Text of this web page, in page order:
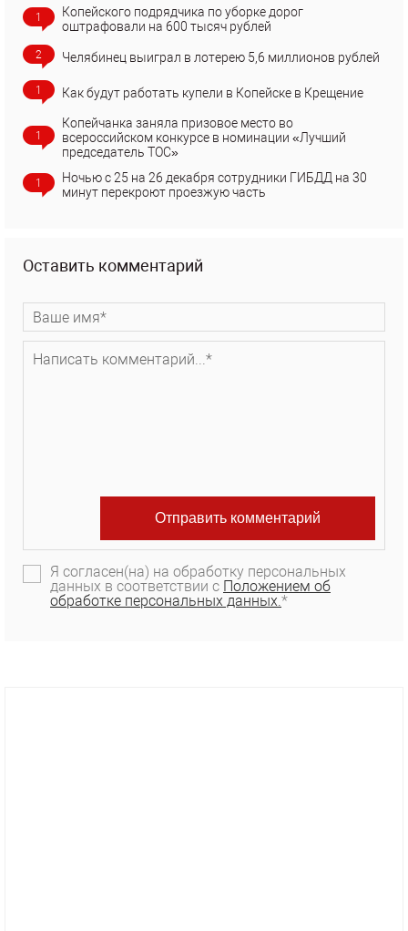
1
Копейского подрядчика по уборке дорог
оштрафовали на 600 тысяч рублей
2 Челябинец выиграл в лотерею 5,6 миллионов рублей
1 Как будут работать купели в Копейске в Крещение
1
Копейчанка заняла призовое место во
всероссийском конкурсе в номинации «Лучший
председатель ТОС»
1
Ночью с 25 на 26 декабря сотрудники ГИБДД на 30
минут перекроют проезжую часть
Оставить комментарий
Я согласен(на) на обработку персональных
данных в соответствии с Положением об
обработке персональных данных.*